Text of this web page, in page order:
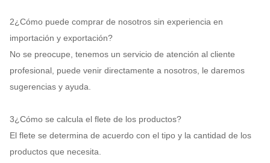
2¿Cómo puede comprar de nosotros sin experiencia en
importación y exportación?
No se preocupe, tenemos un servicio de atención al cliente
profesional, puede venir directamente a nosotros, le daremos
sugerencias y ayuda.
3¿Cómo se calcula el flete de los productos?
El flete se determina de acuerdo con el tipo y la cantidad de los
productos que necesita.